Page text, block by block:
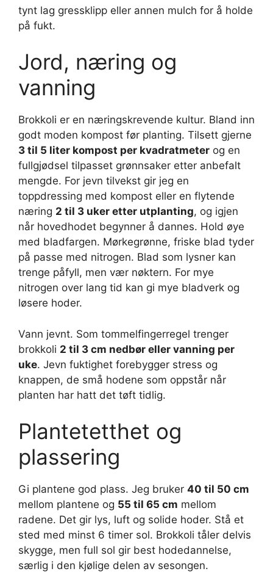
tynt lag gressklipp eller annen mulch for å holde
på fukt.
Jord, næring og
vanning
Brokkoli er en næringskrevende kultur. Bland inn
godt moden kompost før planting. Tilsett gjerne
3 til 5 liter kompost per kvadratmeter og en
fullgjødsel tilpasset grønnsaker etter anbefalt
mengde. For jevn tilvekst gir jeg en
toppdressing med kompost eller en flytende
næring 2 til 3 uker etter utplanting, og igjen
når hovedhodet begynner å dannes. Hold øye
med bladfargen. Mørkegrønne, friske blad tyder
på passe med nitrogen. Blad som lysner kan
trenge påfyll, men vær nøktern. For mye
nitrogen over lang tid kan gi mye bladverk og
løsere hoder.
Vann jevnt. Som tommelfingerregel trenger
brokkoli 2 til 3 cm nedbør eller vanning per
uke. Jevn fuktighet forebygger stress og
knappen, de små hodene som oppstår når
planten har hatt det tøft tidlig.
Plantetetthet og
plassering
Gi plantene god plass. Jeg bruker 40 til 50 cm
mellom plantene og 55 til 65 cm mellom
radene. Det gir lys, luft og solide hoder. Stå et
sted med minst 6 timer sol. Brokkoli tåler delvis
skygge, men full sol gir best hodedannelse,
særlig i den kjølige delen av sesongen.